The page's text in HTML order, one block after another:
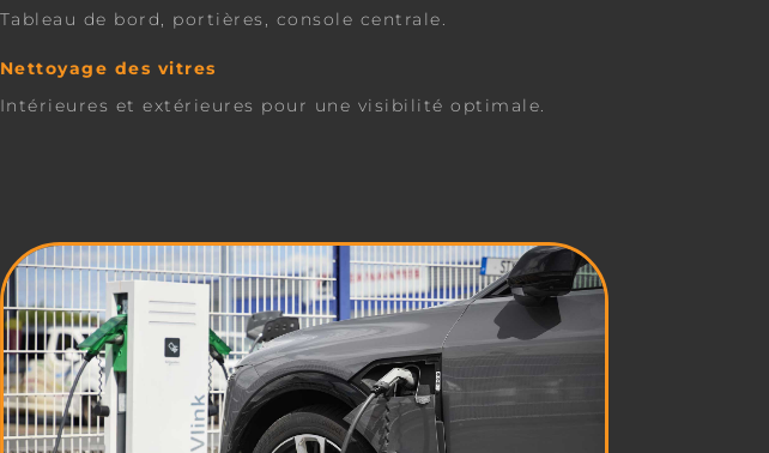
Tableau de bord, portières, console centrale.
Nettoyage des vitres
Intérieures et extérieures pour une visibilité optimale.